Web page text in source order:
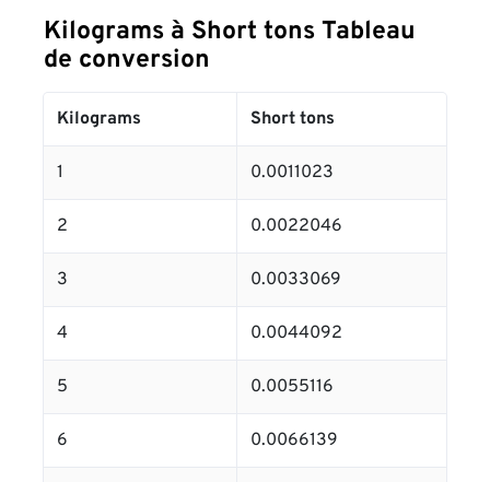
Kilograms à Short tons Tableau
de conversion
Kilograms Short tons
1 0.0011023
2 0.0022046
3 0.0033069
4 0.0044092
5 0.0055116
6 0.0066139